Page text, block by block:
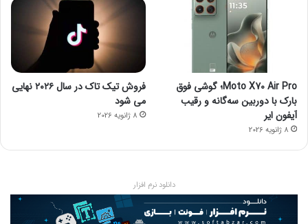
Moto X70 Air Pro؛ گوشی فوق
بارک با دوربین سه‌گانه و رقیب
آیفون ایر
8 ژانویه 2026
فروش تیک تاک در سال ۲۰۲۶ نهایی
می شود
8 ژانویه 2026
دانلود نرم افزار